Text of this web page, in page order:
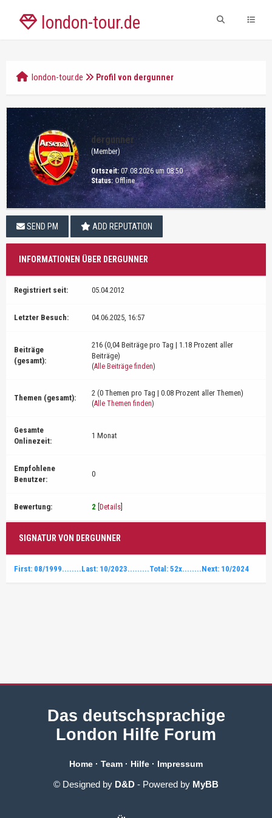
london-tour.de
london-tour.de Profil von dergunner
dergunner
(Member)
Ortszeit: 07.08.2026 um 08:50
Status: Offline
SEND PM ADD REPUTATION
INFORMATIONEN ÜBER DERGUNNER
Registriert seit: 05.04.2012
Letzter Besuch: 04.06.2025, 16:57
Beiträge
(gesamt):
216 (0,04 Beiträge pro Tag | 1.18 Prozent aller
Beiträge)
(Alle Beiträge finden)
Themen (gesamt):
2 (0 Themen pro Tag | 0.08 Prozent aller Themen)
(Alle Themen finden)
Gesamte
Onlinezeit:
1 Monat
Empfohlene
Benutzer:
0
Bewertung: 2 Details
SIGNATUR VON DERGUNNER
First: 08/1999........Last: 10/2023.........Total: 52x........Next: 10/2024
Das deutschsprachige
London Hilfe Forum
Home · Team · Hilfe · Impressum
© Designed by D&D - Powered by MyBB